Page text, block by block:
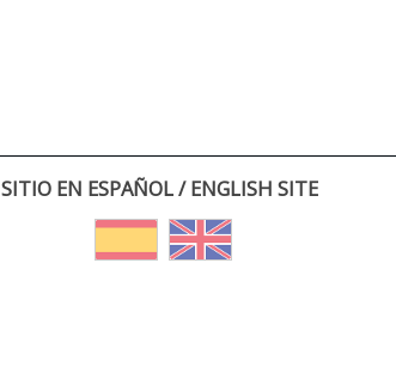
SITIO EN ESPAÑOL / ENGLISH SITE